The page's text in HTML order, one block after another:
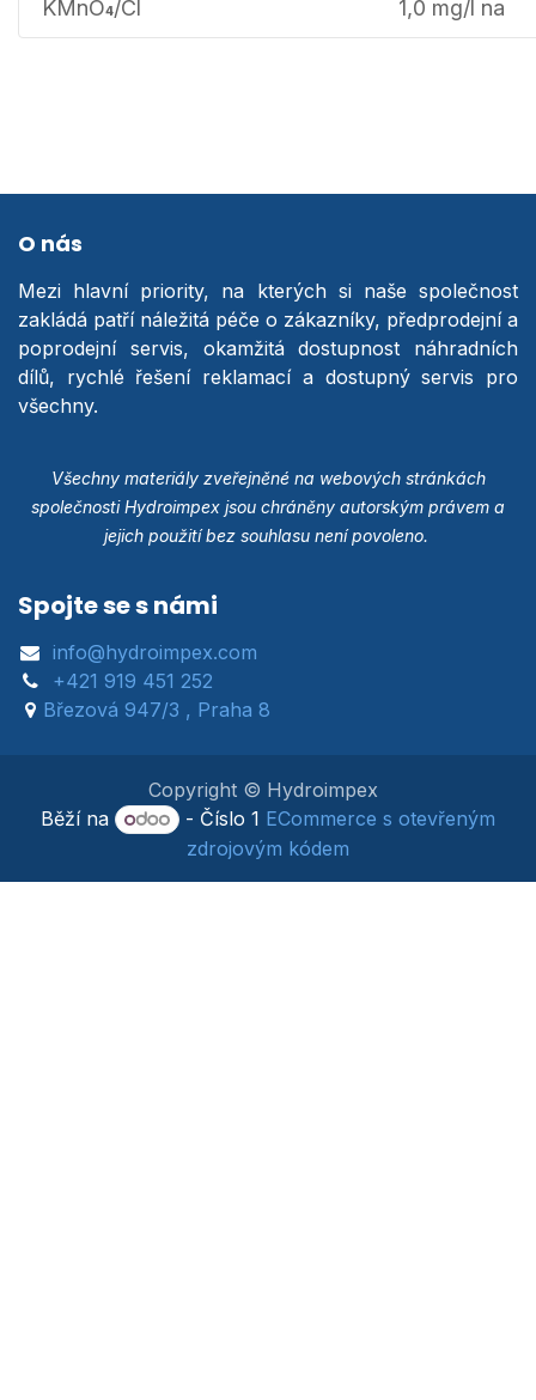
KMnO4/Cl 1,0 mg/l na
O nás
Mezi hlavní priority, na kterých si naše společnost
zakládá patří náležitá péče o zákazníky, předprodejní a
poprodejní servis, okamžitá dostupnost náhradních
dílů, rychlé řešení reklamací a dostupný servis pro
všechny.
Všechny materiály zveřejněné na webových stránkách
společnosti Hydroimpex jsou chráněny autorským právem a
jejich použití bez souhlasu není povoleno.
Spojte se s námi
info@hydroimpex.com
+421 919 451 252
Březová 947/3 , Praha 8
Copyright © Hydroimpex
Běží na
- Číslo 1 ECommerce s otevřeným
zdrojovým kódem